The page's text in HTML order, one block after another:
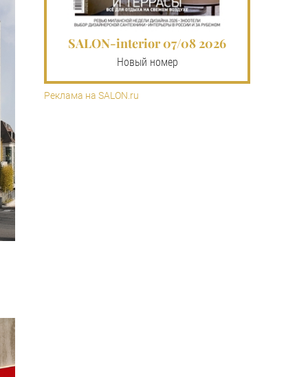
SALON-interior 07/08 2026
Новый номер
Реклама на SALON.ru